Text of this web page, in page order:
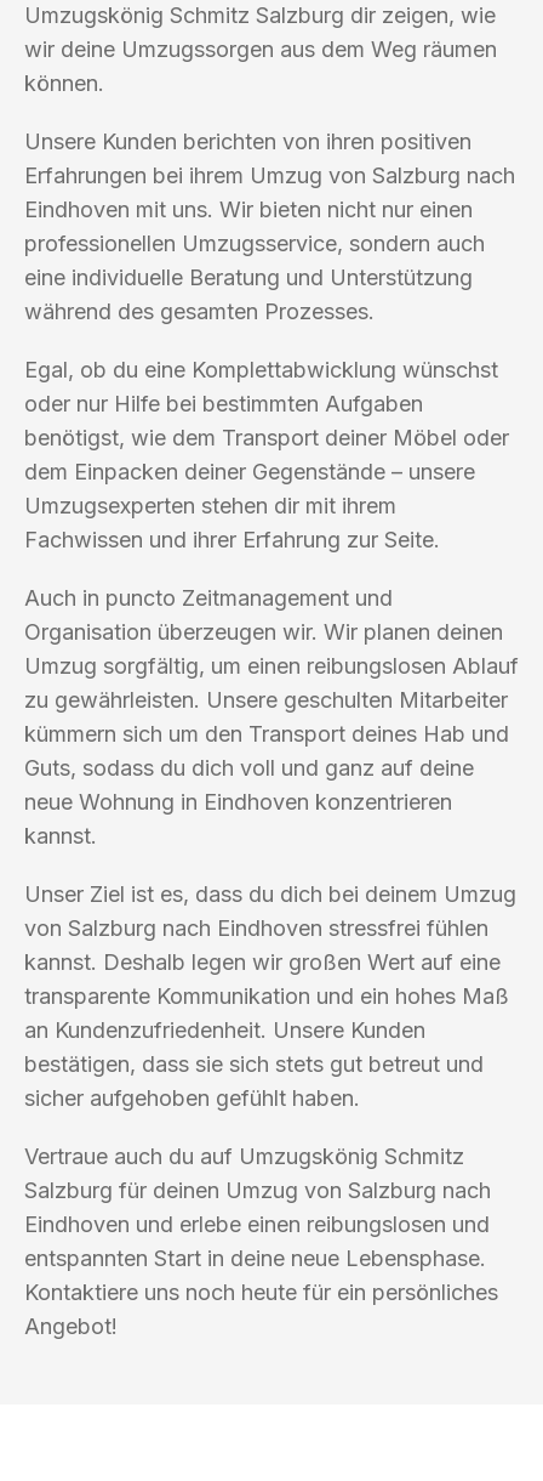
Umzugskönig Schmitz Salzburg dir zeigen, wie
wir deine Umzugssorgen aus dem Weg räumen
können.
Unsere Kunden berichten von ihren positiven
Erfahrungen bei ihrem Umzug von Salzburg nach
Eindhoven mit uns. Wir bieten nicht nur einen
professionellen Umzugsservice, sondern auch
eine individuelle Beratung und Unterstützung
während des gesamten Prozesses.
Egal, ob du eine Komplettabwicklung wünschst
oder nur Hilfe bei bestimmten Aufgaben
benötigst, wie dem Transport deiner Möbel oder
dem Einpacken deiner Gegenstände – unsere
Umzugsexperten stehen dir mit ihrem
Fachwissen und ihrer Erfahrung zur Seite.
Auch in puncto Zeitmanagement und
Organisation überzeugen wir. Wir planen deinen
Umzug sorgfältig, um einen reibungslosen Ablauf
zu gewährleisten. Unsere geschulten Mitarbeiter
kümmern sich um den Transport deines Hab und
Guts, sodass du dich voll und ganz auf deine
neue Wohnung in Eindhoven konzentrieren
kannst.
Unser Ziel ist es, dass du dich bei deinem Umzug
von Salzburg nach Eindhoven stressfrei fühlen
kannst. Deshalb legen wir großen Wert auf eine
transparente Kommunikation und ein hohes Maß
an Kundenzufriedenheit. Unsere Kunden
bestätigen, dass sie sich stets gut betreut und
sicher aufgehoben gefühlt haben.
Vertraue auch du auf Umzugskönig Schmitz
Salzburg für deinen Umzug von Salzburg nach
Eindhoven und erlebe einen reibungslosen und
entspannten Start in deine neue Lebensphase.
Kontaktiere uns noch heute für ein persönliches
Angebot!